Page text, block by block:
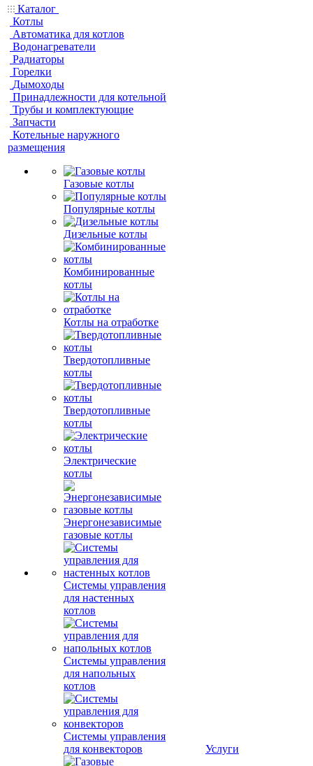
Каталог
Котлы
Автоматика для котлов
Водонагреватели
Радиаторы
Горелки
Дымоходы
Принадлежности для котельной
Трубы и комплектующие
Запчасти
Котельные наружного
размещения
Газовые котлы
Популярные котлы
Дизельные котлы
Комбинированные
котлы
Котлы на отработке
Твердотопливные
котлы
Твердотопливные
котлы
Электрические
котлы
Энергонезависимые
газовые котлы
Системы управления
для настенных
котлов
Системы управления
для напольных
котлов
Системы управления
для конвекторов
Услуги